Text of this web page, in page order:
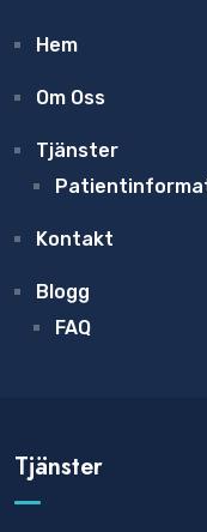
Hem
Om Oss
Tjänster
Kontakt
Blogg
FAQ
Tjänster